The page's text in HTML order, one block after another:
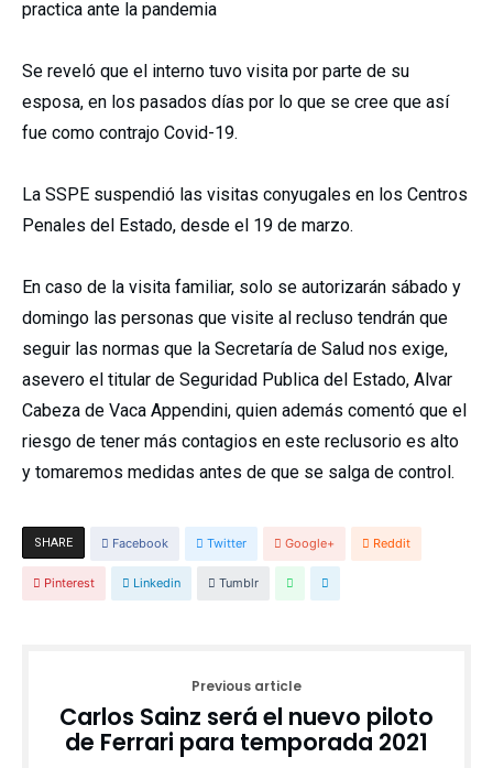
practica ante la pandemia
Se reveló que el interno tuvo visita por parte de su
esposa, en los pasados días por lo que se cree que así
fue como contrajo Covid-19.
La SSPE suspendió las visitas conyugales en los Centros
Penales del Estado, desde el 19 de marzo.
En caso de la visita familiar, solo se autorizarán sábado y
domingo las personas que visite al recluso tendrán que
seguir las normas que la Secretaría de Salud nos exige,
asevero el titular de Seguridad Publica del Estado, Alvar
Cabeza de Vaca Appendini, quien además comentó que el
riesgo de tener más contagios en este reclusorio es alto
y tomaremos medidas antes de que se salga de control.
SHARE Facebook Twitter Google+ Reddit
Pinterest Linkedin Tumblr
Previous article
Carlos Sainz será el nuevo piloto
de Ferrari para temporada 2021